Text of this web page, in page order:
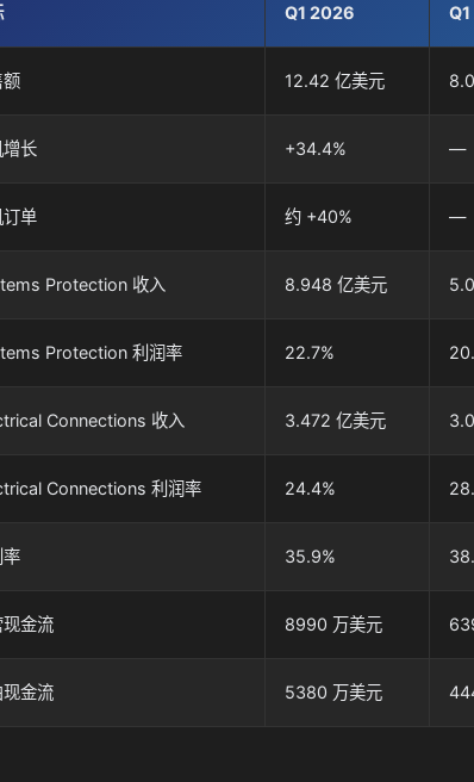
Q1 2026
额 12.42 亿美元
长 +34.4% —
单 约 +40% —
Protection 收入 8.948 亿美元
Protection 利润率 22.7%
Connections 收入 3.472 亿美元
Connections 利润率 24.4%
率 35.9%
金流 8990 万美元
现金流 5380 万美元